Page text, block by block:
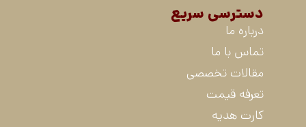
دسترسی سریع
درباره ما
تماس با ما
مقالات تخصصی
تعرفه قیمت
کارت هدیه